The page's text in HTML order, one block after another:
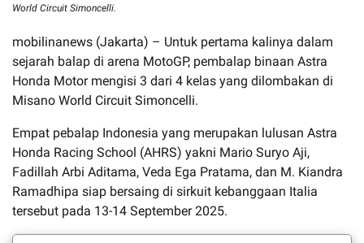
World Circuit Simoncelli.
mobilinanews (Jakarta) – Untuk pertama kalinya dalam
sejarah balap di arena MotoGP, pembalap binaan Astra
Honda Motor mengisi 3 dari 4 kelas yang dilombakan di
Misano World Circuit Simoncelli.
Empat pebalap Indonesia yang merupakan lulusan Astra
Honda Racing School (AHRS) yakni Mario Suryo Aji,
Fadillah Arbi Aditama, Veda Ega Pratama, dan M. Kiandra
Ramadhipa siap bersaing di sirkuit kebanggaan Italia
tersebut pada 13-14 September 2025.